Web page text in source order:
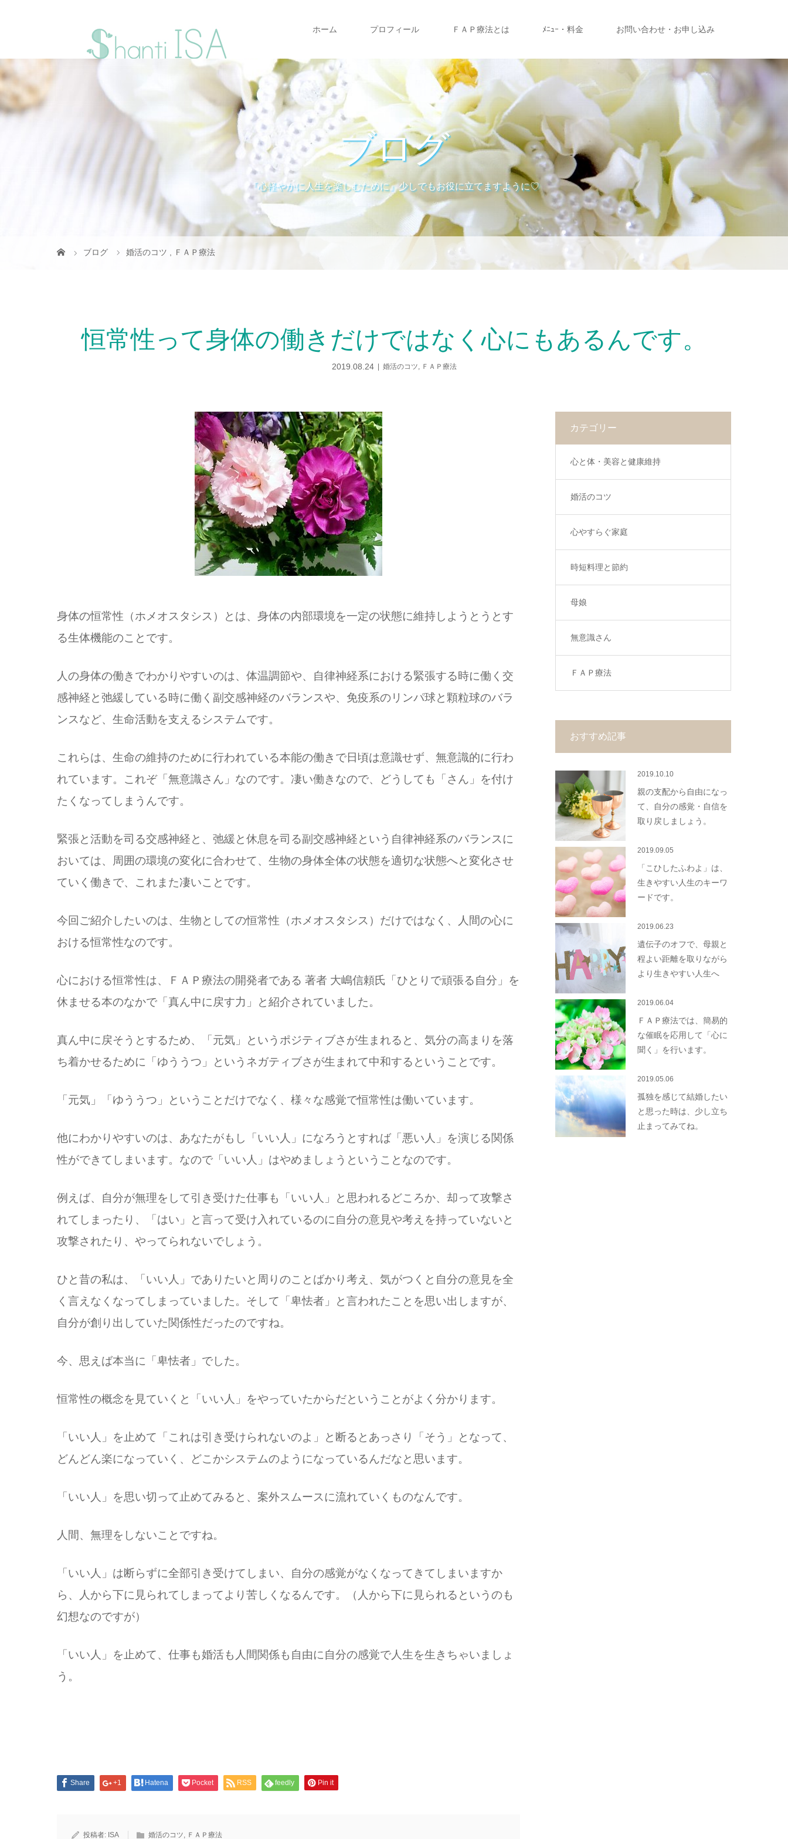
ホーム プロフィール ＦＡＰ療法とは ﾒﾆｭｰ・料金 お問い合わせ・お申し込み
ブログ
『心軽やかに人生を楽しむために』少しでもお役に立てますように♡
ブログ 婚活のコツ ＦＡＰ療法
恒常性って身体の働きだけではなく心にもあるんです。
2019.08.24 婚活のコツ, ＦＡＰ療法
身体の恒常性（ホメオスタシス）とは、身体の内部環境を一定の状態に維持しようとうとす
る生体機能のことです。
人の身体の働きでわかりやすいのは、体温調節や、自律神経系における緊張する時に働く交
感神経と弛緩している時に働く副交感神経のバランスや、免疫系のリンパ球と顆粒球のバラ
ンスなど、生命活動を支えるシステムです。
これらは、生命の維持のために行われている本能の働きで日頃は意識せず、無意識的に行わ
れています。これぞ「無意識さん」なのです。凄い働きなので、どうしても「さん」を付け
たくなってしまうんです。
緊張と活動を司る交感神経と、弛緩と休息を司る副交感神経という自律神経系のバランスに
おいては、周囲の環境の変化に合わせて、生物の身体全体の状態を適切な状態へと変化させ
ていく働きで、これまた凄いことです。
今回ご紹介したいのは、生物としての恒常性（ホメオスタシス）だけではなく、人間の心に
おける恒常性なのです。
心における恒常性は、ＦＡＰ療法の開発者である 著者 大嶋信頼氏「ひとりで頑張る自分」を
休ませる本のなかで「真ん中に戻す力」と紹介されていました。
真ん中に戻そうとするため、「元気」というポジティブさが生まれると、気分の高まりを落
ち着かせるために「ゆううつ」というネガティブさが生まれて中和するということです。
「元気」「ゆううつ」ということだけでなく、様々な感覚で恒常性は働いています。
他にわかりやすいのは、あなたがもし「いい人」になろうとすれば「悪い人」を演じる関係
性ができてしまいます。なので「いい人」はやめましょうということなのです。
例えば、自分が無理をして引き受けた仕事も「いい人」と思われるどころか、却って攻撃さ
れてしまったり、「はい」と言って受け入れているのに自分の意見や考えを持っていないと
攻撃されたり、やってられないでしょう。
ひと昔の私は、「いい人」でありたいと周りのことばかり考え、気がつくと自分の意見を全
く言えなくなってしまっていました。そして「卑怯者」と言われたことを思い出しますが、
自分が創り出していた関係性だったのですね。
今、思えば本当に「卑怯者」でした。
恒常性の概念を見ていくと「いい人」をやっていたからだということがよく分かります。
「いい人」を止めて「これは引き受けられないのよ」と断るとあっさり「そう」となって、
どんどん楽になっていく、どこかシステムのようになっているんだなと思います。
「いい人」を思い切って止めてみると、案外スムースに流れていくものなんです。
人間、無理をしないことですね。
「いい人」は断らずに全部引き受けてしまい、自分の感覚がなくなってきてしまいますか
ら、人から下に見られてしまってより苦しくなるんです。（人から下に見られるというのも
幻想なのですが）
「いい人」を止めて、仕事も婚活も人間関係も自由に自分の感覚で人生を生きちゃいましょ
う。
Share +1 Hatena Pocket RSS feedly Pin it
投稿者: ISA 婚活のコツ ＦＡＰ療法
カテゴリー
心と体・美容と健康維持
婚活のコツ
心やすらぐ家庭
時短料理と節約
母娘
無意識さん
ＦＡＰ療法
おすすめ記事
2019.10.10
親の支配から自由になっ
て、自分の感覚・自信を
取り戻しましょう。
2019.09.05
「こひしたふわよ」は、
生きやすい人生のキーワ
ードです。
2019.06.23
遺伝子のオフで、母親と
程よい距離を取りながら
より生きやすい人生へ
2019.06.04
ＦＡＰ療法では、簡易的
な催眠を応用して「心に
聞く」を行います。
2019.05.06
孤独を感じて結婚したい
と思った時は、少し立ち
止まってみてね。